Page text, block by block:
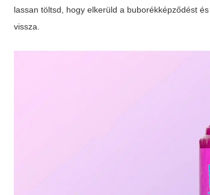
lassan töltsd, hogy elkerüld a buborékképződést
vissza.